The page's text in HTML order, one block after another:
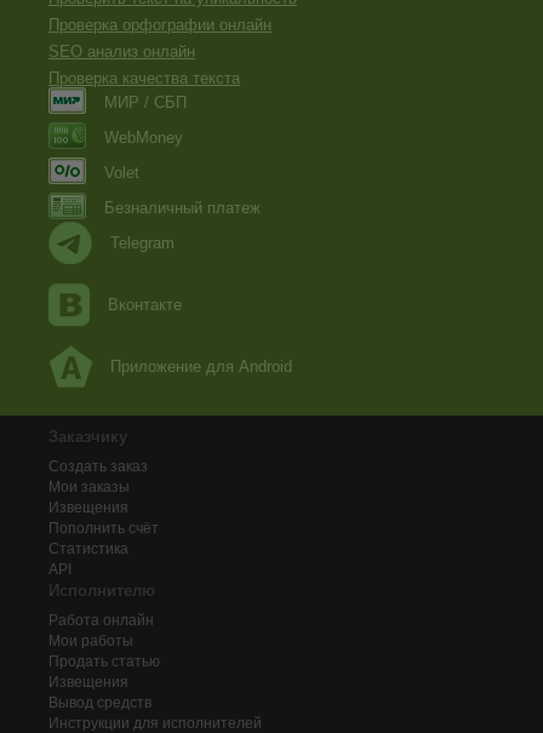
Проверка орфографии онлайн
SEO анализ онлайн
Проверка качества текста
МИР / СБП
WebMoney
Volet
Безналичный платеж
Telegram
Вконтакте
Приложение для Android
Заказчику
Создать заказ
Мои заказы
Извещения
Пополнить счёт
Статистика
API
Исполнителю
Работа онлайн
Мои работы
Продать статью
Извещения
Вывод средств
Инструкции для исполнителей